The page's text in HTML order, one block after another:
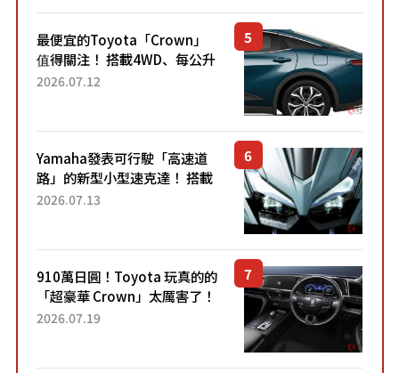
最便宜的Toyota「Crown」
值得關注！ 搭載4WD、每公升
22.4公里低油耗表現超亮眼！
2026.07.12
Yamaha發表可行駛「高速道
路」的新型小型速克達！ 搭載
能享受超強勁「渦輪感」的動
2026.07.13
910萬日圓！Toyota 玩真的的
「超豪華 Crown」太厲害了！
採用由「匠人技藝」打造的
2026.07.19